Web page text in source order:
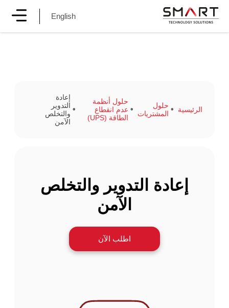
English
الرئيسية
حلول
المشتريات
حلول أنظمة
عدم انقطاع
الطاقة (UPS)
إعادة
التدوير
والتخلص
الآمن
إعادة التدوير والتخلص
الآمن
اطلب الآن